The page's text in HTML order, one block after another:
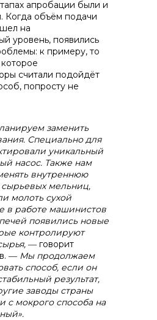
апробации были и
Когда объём подачи
на
уровень, появились
к примеру, то
считали подойдёт
попросту не
заменить
Специально для
уникальный
насос. Также нам
внутреннюю
сырьевых мельниц,
молоть сухой
в работе машинистов
появились новые
контролируют
― говорит
― Мы продолжаем
способ, если он
результат,
заводы страны
с мокрого способа на